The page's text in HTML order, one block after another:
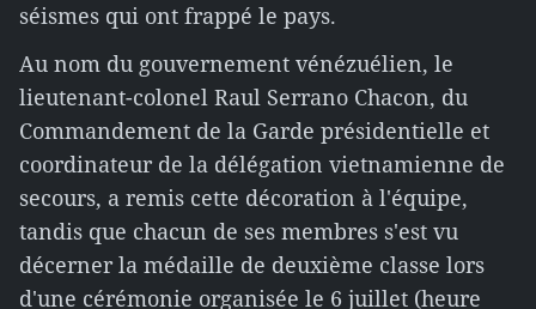
séismes qui ont frappé le pays.
Au nom du gouvernement vénézuélien, le
lieutenant-colonel Raul Serrano Chacon, du
Commandement de la Garde présidentielle et
coordinateur de la délégation vietnamienne de
secours, a remis cette décoration à l'équipe,
tandis que chacun de ses membres s'est vu
décerner la médaille de deuxième classe lors
d'une cérémonie organisée le 6 juillet (heure